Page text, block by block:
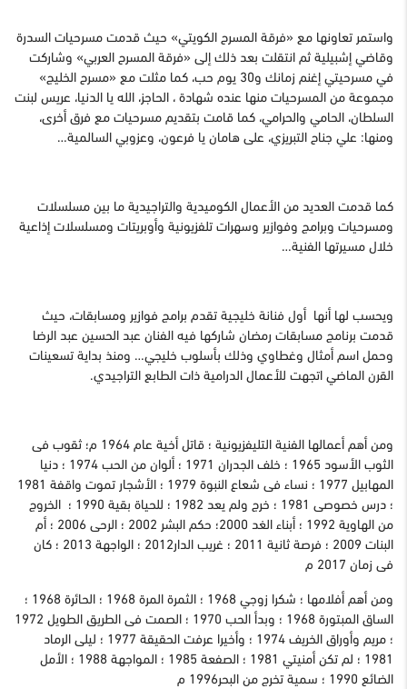
واستمر تعاونها مع «فرقة المسرح الكويتي» حيث قدمت مسرحيات السدرة
وقاضي إشبيلية ثم انتقلت بعد ذلك إلى «فرقة المسرح العربي» وشاركت
في مسرحيتي إغنم زمانك و30 يوم حب، كما مثلت مع «مسرح الخليج»
مجموعة من المسرحيات منها عنده شهادة ، الحاجز، الله يا الدنيا، عريس لبنت
السلطان، الحامي والحرامي، كما قامت بتقديم مسرحيات مع فرق أخرى،
ومنها: علي جناح التبريزي، على هامان يا فرعون، وعزوبي السالمية…
كما قدمت العديد من الأعمال الكوميدية والتراجيدية ما بين مسلسلات
ومسرحيات وبرامج وفوازير وسهرات تلفزيونية وأوبريتات ومسلسلات إذاعية
خلال مسيرتها الفنية…
ويحسب لها أنها أول فنانة خليجية تقدم برامج فوازير ومسابقات، حيث
قدمت برنامج مسابقات رمضان شاركها فيه الفنان عبد الحسين عبد الرضا
وحمل اسم أمثال وغطاوي وذلك بأسلوب خليجي… ومنذ بداية تسعينات
القرن الماضي اتجهت للأعمال الدرامية ذات الطابع التراجيدي.
ومن أهم أعمالها الفنية التليفزيونية ؛ قاتل أخية عام 1964 م؛ ثقوب فى
الثوب الأسود 1965 ؛ خلف الجدران 1971 ؛ ألوان من الحب 1974 ؛ دنيا
المهابيل 1977 ؛ نساء فى شعاع النبوة 1979 ؛ الأشجار تموت واقفة 1981
؛ درس خصوصى 1981 ؛ خرج ولم يعد 1982 ؛ للحياة بقية 1990 ؛ الخروج
من الهاوية 1992 ؛ أبناء الغد 2000؛ حكم البشر 2002 ؛ الرحى 2006 ؛ أم
البنات 2009 ؛ فرصة ثانية 2011 ؛ غريب الدار2012 ؛ الواجهة 2013 ؛ كان
فى زمان 2017 م
ومن أهم أفلامها ؛ شكرا زوجي 1968 ؛ الثمرة المرة 1968 ؛ الحائرة 1968 ؛
الساق المبتورة 1968 ؛ وبدأ الحب 1970 ؛ الصمت فى الطريق الطويل 1972
؛ مريم وأوراق الخريف 1974 ؛ وأخيرا عرفت الحقيقة 1977 ؛ ليلى الرماد
1981 ؛ لم تكن أمنيتي 1981 ؛ الصفعة 1985 ؛ المواجهة 1988 ؛ الأمل
الضائع 1990 ؛ سمية تخرج من البحر1996 م